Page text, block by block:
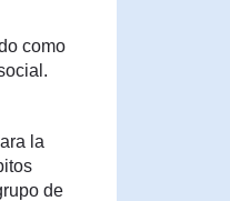
como
la
de